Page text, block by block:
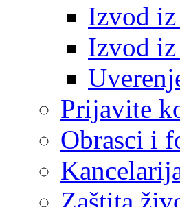
Izvod
Izvod
Prijavite
Obrasci i
Zaštita